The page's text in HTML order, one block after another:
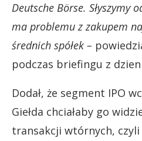
Deutsche Börse. Słyszymy
ma problemu z zakupem
średnich spółek –
podczas briefingu z
Dodał, że segment IPO
Giełda chciałaby go
transakcji wtórnych,